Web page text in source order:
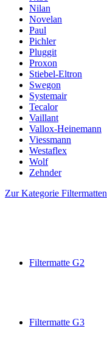
Nilan
Novelan
Paul
Pichler
Pluggit
Proxon
Stiebel-Eltron
Swegon
Systemair
Tecalor
Vaillant
Vallox-Heinemann
Viessmann
Westaflex
Wolf
Zehnder
Zur Kategorie Filtermatten
Filtermatte G2
Filtermatte G3